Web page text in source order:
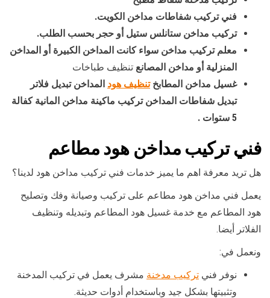
فني تركيب شفاطات مداخن الكويت.
تركيب مداخن ستانلس ستيل أو حجر بحسب الطلب.
معلم تركيب مداخن سواء كانت المداخن الكبيرة أو المداخن
المنزلية أو مداخن المصانع تنظيف طباخات
غسيل مداخن المطابختنظيف هود المداخن تبديل فلاتر
تبديل شفاطات المداخن تركيب ماكينة مداخن المانية كفالة
5 ستوات .
فني تركيب مداخن هود مطاعم
هل تريد معرفة اهم ما يميز خدمات فني تركيب مداخن هود لدينا؟
يعمل فني مداخن هود مطاعم على تركيب وصيانة وفك وتصليح
هود المطاعم مع خدمة غسيل هود المطاعم وتبديله وتنظيف
الفلاتر أيضا.
ونعمل في:
نوفر فني تركيب مدخنة مشرف يعمل في تركيب المدخنة
وتثبيتها بشكل جيد وباستخدام أدوات حديثة.